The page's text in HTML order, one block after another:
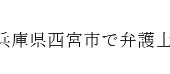
賢く利用する方法
雑さを解決兵庫県西宮市の信頼できる弁護
庫県西宮市で弁護